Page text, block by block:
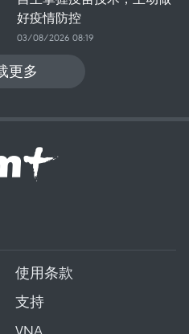
好疫情防控
03/08/2026 08:19
更多
使用条款
支持